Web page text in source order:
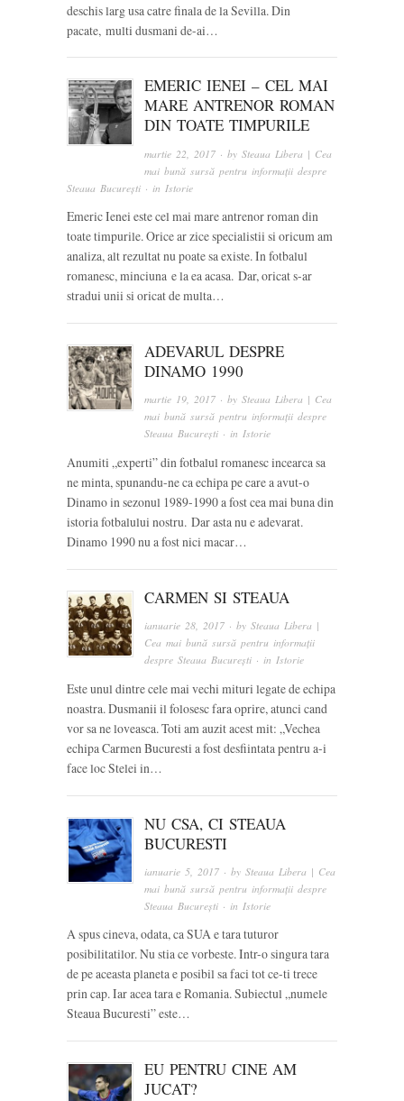
deschis larg usa catre finala de la Sevilla. Din
pacate, multi dusmani de-ai…
EMERIC IENEI – CEL MAI
MARE ANTRENOR ROMAN
DIN TOATE TIMPURILE
martie 22, 2017 · bySteaua Libera | Cea
mai bună sursă pentru informații despre
Steaua București · in Istorie
Emeric Ienei este cel mai mare antrenor roman din
toate timpurile. Orice ar zice specialistii si oricum am
analiza, alt rezultat nu poate sa existe. In fotbalul
romanesc, minciuna e la ea acasa. Dar, oricat s-ar
stradui unii si oricat de multa…
ADEVARUL DESPRE
DINAMO 1990
martie 19, 2017 · bySteaua Libera | Cea
mai bună sursă pentru informații despre
Steaua București · inIstorie
Anumiti „experti” din fotbalul romanesc incearca sa
ne minta, spunandu-ne ca echipa pe care a avut-o
Dinamo in sezonul 1989-1990 a fost cea mai buna din
istoria fotbalului nostru. Dar asta nu e adevarat.
Dinamo 1990 nu a fost nici macar…
CARMEN SI STEAUA
ianuarie 28, 2017 · bySteaua Libera |
Cea mai bună sursă pentru informații
despre Steaua București · inIstorie
Este unul dintre cele mai vechi mituri legate de echipa
noastra. Dusmanii il folosesc fara oprire, atunci cand
vor sa ne loveasca. Toti am auzit acest mit: „Vechea
echipa Carmen Bucuresti a fost desfiintata pentru a-i
face loc Stelei in…
NU CSA, CI STEAUA
BUCURESTI
ianuarie 5, 2017 · bySteaua Libera | Cea
mai bună sursă pentru informații despre
Steaua București · in Istorie
A spus cineva, odata, ca SUA e tara tuturor
posibilitatilor. Nu stia ce vorbeste. Intr-o singura tara
de pe aceasta planeta e posibil sa faci tot ce-ti trece
prin cap. Iar acea tara e Romania. Subiectul „numele
Steaua Bucuresti” este…
EU PENTRU CINE AM
JUCAT?